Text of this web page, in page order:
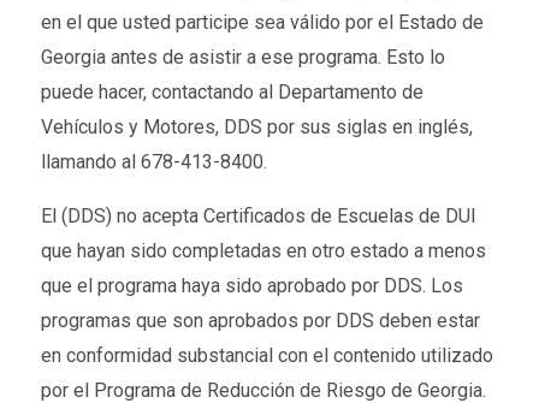
en el que usted participe sea válido por el Estado de
Georgia antes de asistir a ese programa. Esto lo
puede hacer, contactando al Departamento de
Vehículos y Motores, DDS por sus siglas en inglés,
llamando al 678-413-8400.
El (DDS) no acepta Certificados de Escuelas de DUI
que hayan sido completadas en otro estado a menos
que el programa haya sido aprobado por DDS. Los
programas que son aprobados por DDS deben estar
en conformidad substancial con el contenido utilizado
por el Programa de Reducción de Riesgo de Georgia.